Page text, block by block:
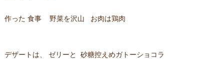
作った 食事 野菜を沢山 お肉は鶏肉
デザートは、 ゼリーと 砂糖控えめガトーショコラ